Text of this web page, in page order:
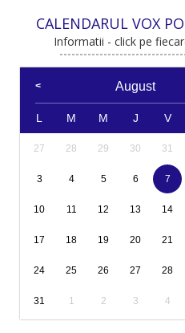
CALENDARUL VOX
Informatii - click pe
August
L M M J V
27 28 29 30 31
3 4 5 6 7
10 11 12 13 14
17 18 19 20 21
24 25 26 27 28
31 1 2 3 4